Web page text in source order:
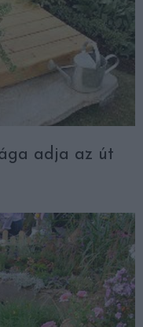
adja az út